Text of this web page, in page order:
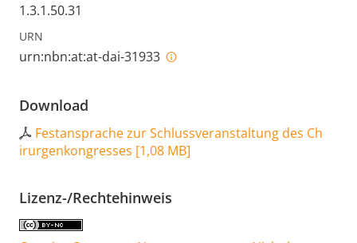
1.3.1.50.31
URN
urn:nbn:at:at-dai-31933
Download
Festansprache zur Schlussveranstaltung des Ch
irurgenkongresses [1,08 MB]
Lizenz-/Rechtehinweis